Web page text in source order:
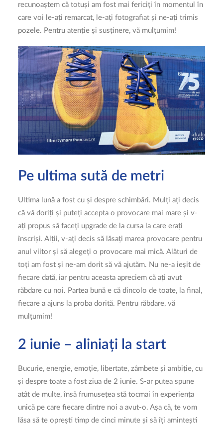
recunoaștem că totuși am fost mai fericiți în momentul în
care voi le-ați remarcat, le-ați fotografiat și ne-ați trimis
pozele. Pentru atenție și susținere, vă mulțumim!
Pe ultima sută de metri
Ultima lună a fost cu și despre schimbări. Mulți ați decis
că vă doriți și puteți accepta o provocare mai mare și v-
ați propus să faceți upgrade de la cursa la care erați
înscriși. Alții, v-ați decis să lăsați marea provocare pentru
anul viitor și să alegeți o provocare mai mică. Alături de
toți am fost și ne-am dorit să vă ajutăm. Nu ne-a ieșit de
fiecare dată, iar pentru aceasta apreciem că ați avut
răbdare cu noi. Partea bună e că dincolo de toate, la final,
fiecare a ajuns la proba dorită. Pentru răbdare, vă
mulțumim!
2 iunie – aliniați la start
Bucurie, energie, emoție, libertate, zâmbete și ambiție, cu
și despre toate a fost ziua de 2 iunie. S-ar putea spune
atât de multe, însă frumusețea stă tocmai în experiența
unică pe care fiecare dintre noi a avut-o. Așa că, te vom
lăsa să te oprești timp de cinci minute și să îți amintești